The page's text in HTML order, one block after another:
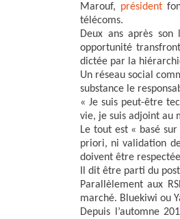
Marouf, président
télécoms.
Deux ans après son
opportunité
dictée par la
Un réseau social
substance le
« Je suis peut-être
vie, je suis adjoint au
Le tout est « basé
priori, ni validation
doivent être
Il dit être parti du
Parallèlement aux
marché. Bluekiwi ou
Depuis l’automne